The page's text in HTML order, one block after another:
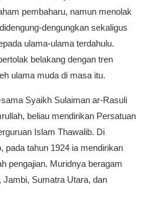
pembaharu, namun menolak
dengungkan sekaligus
ulama-ulama terdahulu.
belakang dengan tren
ulama muda di masa itu.
Syaikh Sulaiman ar-Rasuli
beliau mendirikan Persatuan
Islam Thawalib. Di
pada tahun 1924 ia mendirikan
pengajian. Muridnya beragam
Jambi, Sumatra Utara, dan